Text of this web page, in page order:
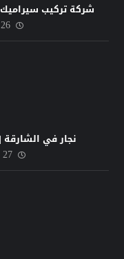
شركة تركيب سيراميك في ابوظبي
26 يونيو، 2024
نجار في الشارقة |0545574752| لجميع اعمال النجارة
27 يونيو، 2024